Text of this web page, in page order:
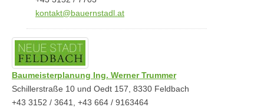
kontakt@bauernstadl.at
Baumeisterplanung Ing. Werner Trummer
Schillerstraße 10 und Oedt 157, 8330 Feldbach
+43 3152 / 3641, +43 664 / 9163464